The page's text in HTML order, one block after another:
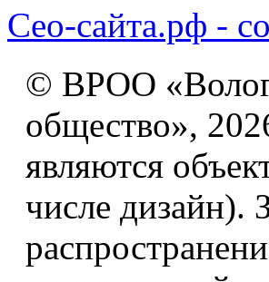
Сео-сайта.рф -
© ВРОО
общество»,
являются
числе дизайн).